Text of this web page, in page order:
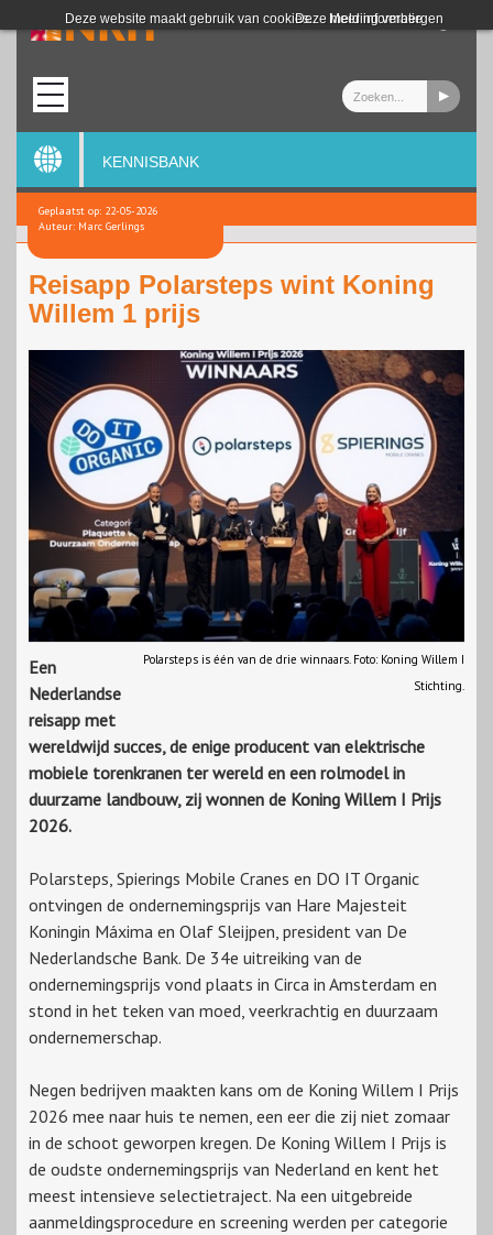
Deze website maakt gebruik van cookies. Meer informatie
Deze melding verbergen
Login
KENNISBANK
Geplaatst op: 22-05-2026
Auteur: Marc Gerlings
Reisapp Polarsteps wint Koning
Willem 1 prijs
Polarsteps is één van de drie winnaars. Foto: Koning Willem I
Stichting.
Een
Nederlandse
reisapp met
wereldwijd succes, de enige producent van elektrische
mobiele torenkranen ter wereld en een rolmodel in
duurzame landbouw, zij wonnen de Koning Willem I Prijs
2026.
Polarsteps, Spierings Mobile Cranes en DO IT Organic
ontvingen de ondernemingsprijs van Hare Majesteit
Koningin Máxima en Olaf Sleijpen, president van De
Nederlandsche Bank. De 34e uitreiking van de
ondernemingsprijs vond plaats in Circa in Amsterdam en
stond in het teken van moed, veerkrachtig en duurzaam
ondernemerschap.
Negen bedrijven maakten kans om de Koning Willem I Prijs
2026 mee naar huis te nemen, een eer die zij niet zomaar
in de schoot geworpen kregen. De Koning Willem I Prijs is
de oudste ondernemingsprijs van Nederland en kent het
meest intensieve selectietraject. Na een uitgebreide
aanmeldingsprocedure en screening werden per categorie